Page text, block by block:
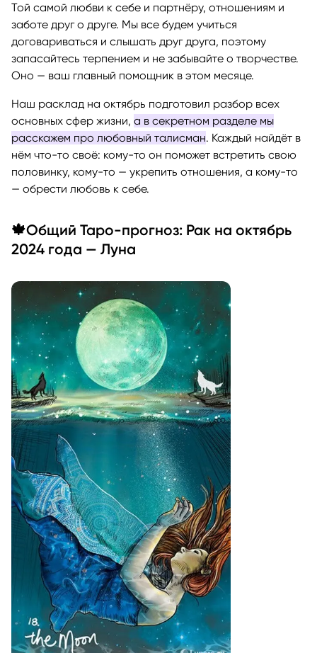
Той самой любви к себе и партнёру, отношениям и
заботе друг о друге. Мы все будем учиться
договариваться и слышать друг друга, поэтому
запасайтесь терпением и не забывайте о творчестве.
Оно — ваш главный помощник в этом месяце.
Наш расклад на октябрь подготовил разбор всех
основных сфер жизни, а в секретном разделе мы
расскажем про любовный талисман. Каждый найдёт в
нём что-то своё: кому-то он поможет встретить свою
половинку, кому-то — укрепить отношения, а кому-то
— обрести любовь к себе.
🍁Общий Таро-прогноз: Рак на октябрь
2024 года — Луна